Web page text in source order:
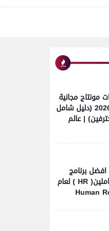
مونتاج مجانية
من متجر بلاي 2026 (دليل شامل
| عالم
برنامج
ادارة شئون العاملين( HR ) لعام